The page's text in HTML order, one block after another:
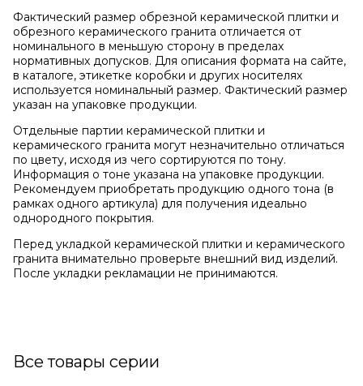
Фактический размер обрезной керамической плитки и
обрезного керамического гранита отличается от
номинального в меньшую сторону в пределах
нормативных допусков. Для описания формата на сайте,
в каталоге, этикетке коробки и других носителях
используется номинальный размер. Фактический размер
указан на упаковке продукции.
Отдельные партии керамической плитки и
керамического гранита могут незначительно отличаться
по цвету, исходя из чего сортируются по тону.
Информация о тоне указана на упаковке продукции.
Рекомендуем приобретать продукцию одного тона (в
рамках одного артикула) для получения идеально
однородного покрытия.
Перед укладкой керамической плитки и керамического
гранита внимательно проверьте внешний вид изделий.
После укладки рекламации не принимаются.
Все товары серии